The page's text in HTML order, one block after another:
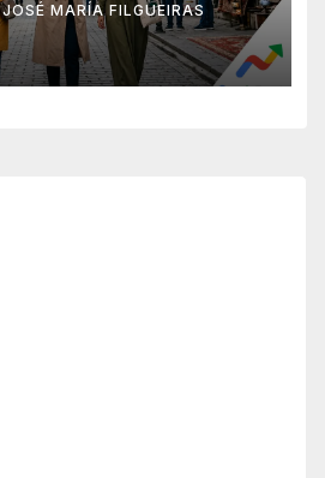
JOSÉ MARÍA FILGUEIRAS